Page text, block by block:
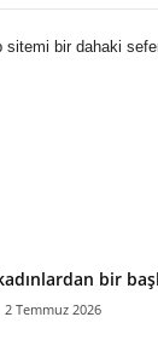
bir dahaki
bir
2 Temmuz 2026